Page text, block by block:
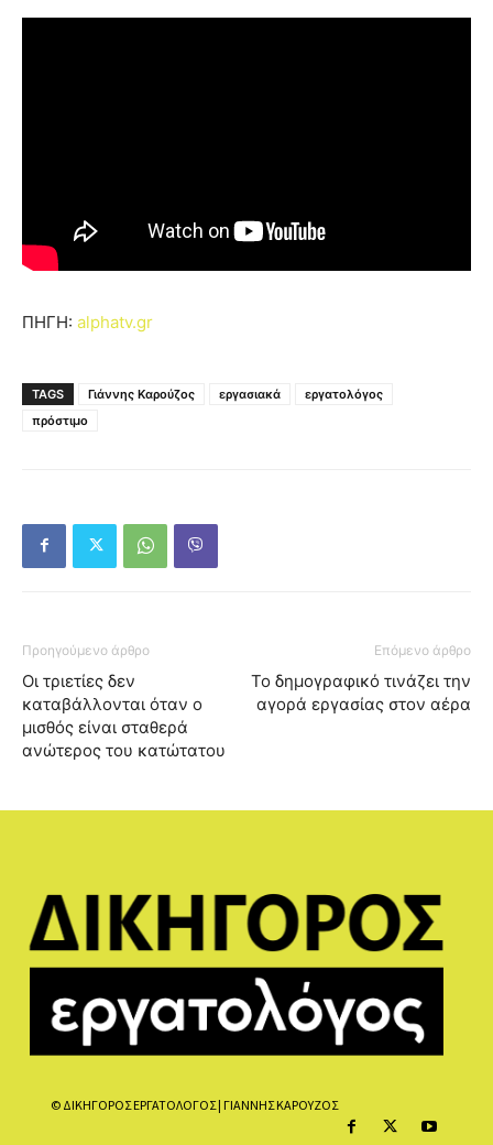
ΠΗΓΗ: alphatv.gr
TAGS Γιάννης Καρούζος εργασιακά
εργατολόγος
πρόστιμο
Προηγούμενο άρθρο
Οι τριετίες δεν
καταβάλλονται όταν ο
μισθός είναι σταθερά
ανώτερος του κατώτατου
Επόμενο άρθρο
Το δημογραφικό τινάζει την
αγορά εργασίας στον αέρα
© ΔΙΚΗΓΟΡΟΣ ΕΡΓΑΤΟΛΟΓΟΣ | ΓΙΑΝΝΗΣ ΚΑΡΟΥΖΟΣ